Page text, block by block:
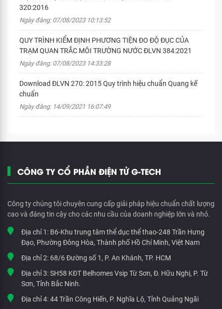
320:2016
Ngày đăng: 07/08/2023 10:13:52
QUY TRÌNH KIỂM ĐỊNH PHƯƠNG TIỆN ĐO ĐỘ ĐỤC CỦA
TRẠM QUAN TRẮC MÔI TRƯỜNG NƯỚC ĐLVN 384:2021
Ngày đăng: 07/08/2023 14:33:28
Download ĐLVN 270: 2015 Quy trình hiệu chuẩn Quang kế
chuẩn
Ngày đăng: 14/09/2021 16:07:49
CÔNG TY CỔ PHẦN ĐIỆN TỬ G-TECH
Công ty chúng tôi chuyên cung cấp giải pháp hiệu chuẩn chất lượng
cao và đáng tin cậy cho các nhu cầu của doanh nghiệp lớn và nhỏ.
Địa chỉ 1: B6-Khu trung tâm thể dục thể thao-248 Trần Hưng
Đạo, Phường Đông Hòa, Thành phố Hồ Chí Minh, Việt Nam
Địa chỉ 2: 68/6 Đường số 1, P. An Khánh, TP. HCM
Địa chỉ 3:SH58 KĐT Belhomes Vsip Từ Sơn, Đ. Hữu Nghị, P. Từ
Sơn, Tỉnh Bắc Ninh.
Địa chỉ 4:44 Trần Công Hiến, P. Nghĩa Lộ, Tỉnh Quảng Ngãi